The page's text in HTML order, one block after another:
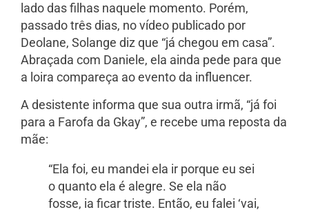
lado das filhas naquele momento. Porém,
passado três dias, no vídeo publicado por
Deolane, Solange diz que “já chegou em casa”.
Abraçada com Daniele, ela ainda pede para que
a loira compareça ao evento da influencer.
A desistente informa que sua outra irmã, “já foi
para a Farofa da Gkay”, e recebe uma reposta da
mãe:
“Ela foi, eu mandei ela ir porque eu sei
o quanto ela é alegre. Se ela não
fosse, ia ficar triste. Então, eu falei ‘vai,